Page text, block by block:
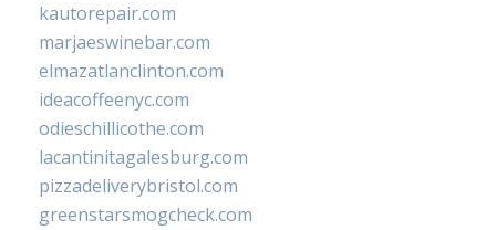
kautorepair.com
marjaeswinebar.com
elmazatlanclinton.com
ideacoffeenyc.com
odieschillicothe.com
lacantinitagalesburg.com
pizzadeliverybristol.com
greenstarsmogcheck.com